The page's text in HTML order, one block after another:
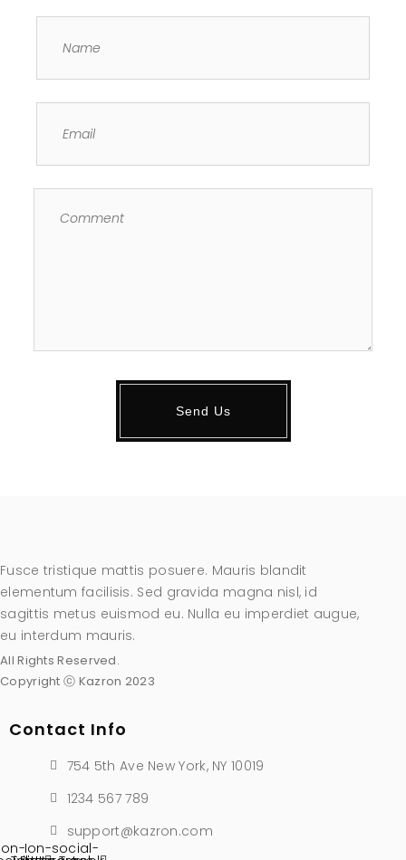
Fusce tristique mattis posuere. Mauris blandit
elementum facilisis. Sed gravida magna nisl, id
sagittis metus euismod eu. Nulla eu imperdiet augue,
eu interdum mauris.
All Rights Reserved.
Copyright ⓒ Kazron 2023
Contact Info
754 5th Ave New York, NY 10019
1234 567 789
support@kazron.com
Ion-social-